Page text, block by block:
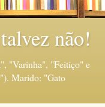
não!
"Varinha", "Feitiço" e
Marido: "Gato